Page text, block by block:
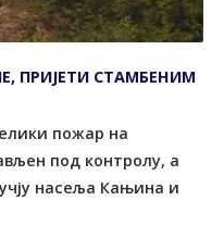
ПРИЈЕТИ СТАМБЕНИМ
пожар на
под контролу, а
насеља Кањина и